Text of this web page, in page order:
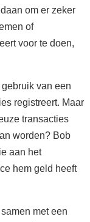
om er zeker
of
voor te doen,
van een
registreert. Maar
transacties
worden? Bob
aan het
hem geld heeft
met een